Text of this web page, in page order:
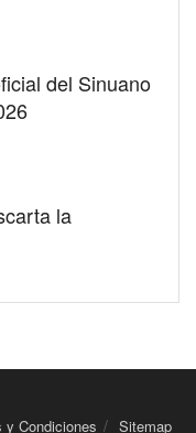
del Sinuano
la
y Condiciones Sitemap